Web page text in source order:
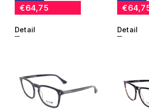
€64,75
Detail Detail